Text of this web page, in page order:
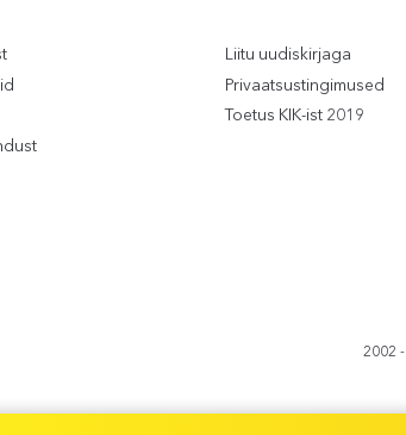
Liitu uudiskirjaga
Privaatsustingimused
Toetus KIK-ist 2019
2002